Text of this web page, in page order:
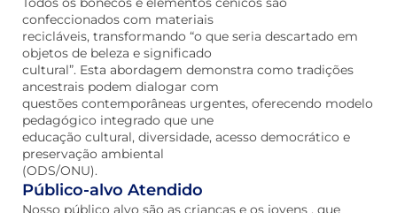
confeccionados com materiais
recicláveis, transformando “o que seria descartado em
objetos de beleza e significado
cultural”. Esta abordagem demonstra como tradições
ancestrais podem dialogar com
questões contemporâneas urgentes, oferecendo modelo
pedagógico integrado que une
educação cultural, diversidade, acesso democrático e
preservação ambiental
(ODS/ONU).
Público-alvo Atendido
Nosso público alvo são as crianças e os jovens , que